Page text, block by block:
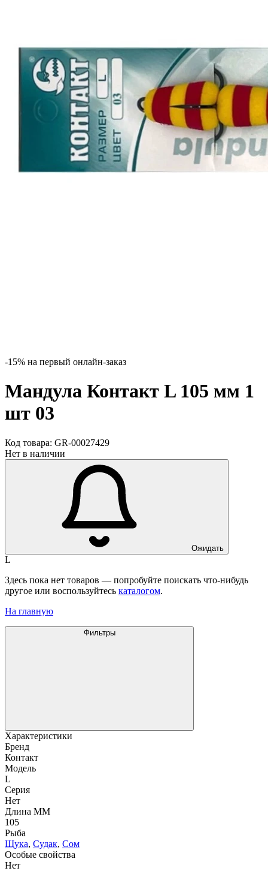
-15% на первый онлайн-заказ
Мандула Контакт L 105 мм 1
шт 03
Код товара: GR-00027429
Нет в наличии
Ожидать
L
Здесь пока нет товаров — попробуйте поискать что-нибудь
другое или воспользуйтесь каталогом.
На главную
Фильтры
Характеристики
Бренд
Контакт
Модель
L
Серия
Нет
Длина ММ
105
Рыба
Щука, Судак, Сом
Особые свойства
Нет